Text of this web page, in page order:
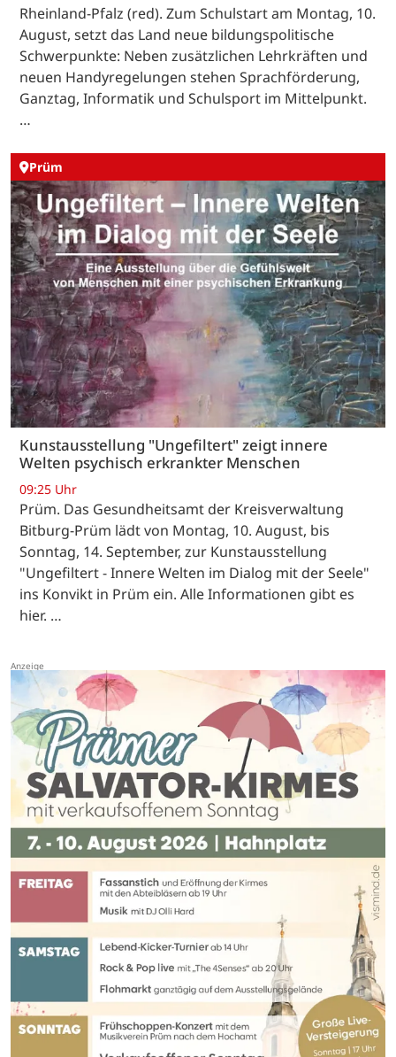
Rheinland-Pfalz (red). Zum Schulstart am Montag, 10.
August, setzt das Land neue bildungspolitische
Schwerpunkte: Neben zusätzlichen Lehrkräften und
neuen Handyregelungen stehen Sprachförderung,
Ganztag, Informatik und Schulsport im Mittelpunkt.
…
Prüm
Kunstausstellung "Ungefiltert" zeigt innere
Welten psychisch erkrankter Menschen
09:25 Uhr
Prüm. Das Gesundheitsamt der Kreisverwaltung
Bitburg-Prüm lädt von Montag, 10. August, bis
Sonntag, 14. September, zur Kunstausstellung
"Ungefiltert - Innere Welten im Dialog mit der Seele"
ins Konvikt in Prüm ein. Alle Informationen gibt es
hier. …